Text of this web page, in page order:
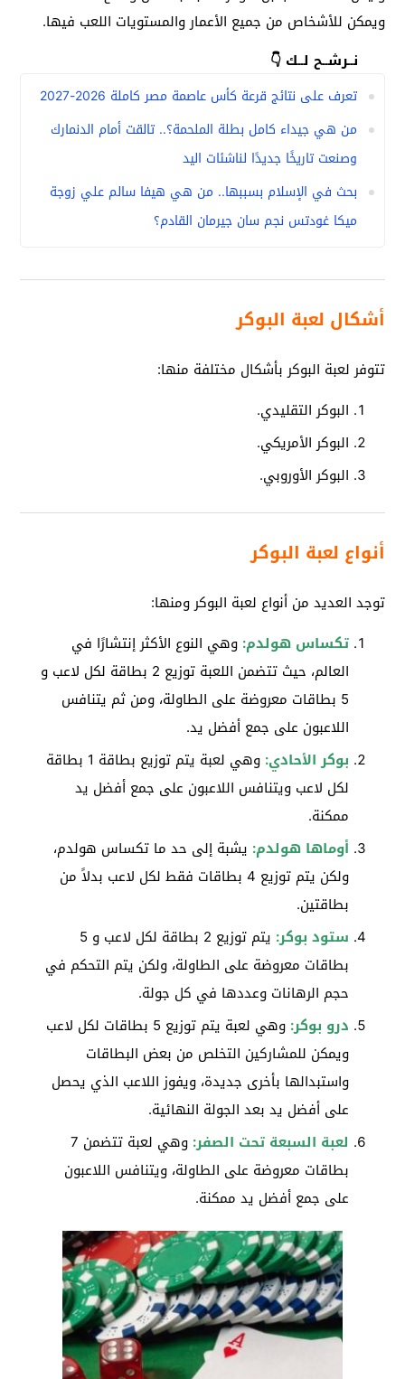
ويمكن للأشخاص من جميع الأعمار والمستويات اللعب فيها.
نــرشــح لــك 👇
تعرف على نتائج قرعة كأس عاصمة مصر كاملة 2026-2027
من هي جيداء كامل بطلة الملحمة؟.. تالقت أمام الدنمارك
وصنعت تاريخًا جديدًا لناشئات اليد
بحث في الإسلام بسببها.. من هي هيفا سالم علي زوجة
ميكا غودتس نجم سان جيرمان القادم؟
أشكال لعبة البوكر
تتوفر لعبة البوكر بأشكال مختلفة منها:
البوكر التقليدي.
البوكر الأمريكي.
البوكر الأوروبي.
أنواع لعبة البوكر
توجد العديد من أنواع لعبة البوكر ومنها:
تكساس هولدم: وهي النوع الأكثر إنتشارًا في
العالم، حيث تتضمن اللعبة توزيع 2 بطاقة لكل لاعب و
5 بطاقات معروضة على الطاولة، ومن ثم يتنافس
اللاعبون على جمع أفضل يد.
بوكر الأحادي:
وهي لعبة يتم توزيع بطاقة 1 بطاقة
لكل لاعب ويتنافس اللاعبون على جمع أفضل يد
ممكنة.
أوماها هولدم: يشبة إلى حد ما تكساس هولدم،
ولكن يتم توزيع 4 بطاقات فقط لكل لاعب بدلاً من
بطاقتين.
ستود بوكر:
يتم توزيع 2 بطاقة لكل لاعب و 5
بطاقات معروضة على الطاولة، ولكن يتم التحكم في
حجم الرهانات وعددها في كل جولة.
درو بوكر:
وهي لعبة يتم توزيع 5 بطاقات لكل لاعب
ويمكن للمشاركين التخلص من بعض البطاقات
واستبدالها بأخرى جديدة، ويفوز اللاعب الذي يحصل
على أفضل يد بعد الجولة النهائية.
لعبة السبعة تحت الصفر:
وهي لعبة تتضمن 7
بطاقات معروضة على الطاولة، ويتنافس اللاعبون
على جمع أفضل يد ممكنة.